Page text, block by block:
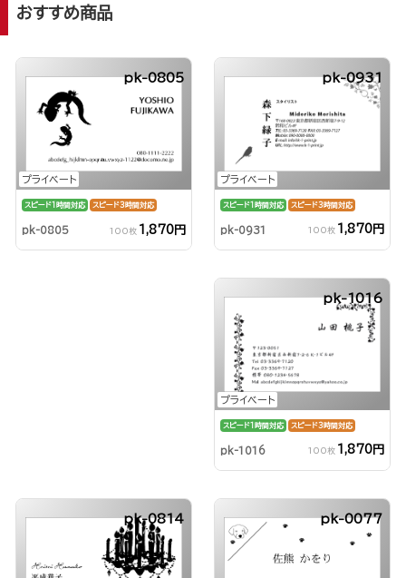
おすすめ商品
プライベート
pk-0805
スピード1時間対応 スピード3時間対応
pk-0805 100枚 1,870円
プライベート
pk-0931
スピード1時間対応 スピード3時間対応
pk-0931 100枚 1,870円
プライベート
pk-1016
スピード1時間対応 スピード3時間対応
pk-1016 100枚 1,870円
pk-0814 pk-0077